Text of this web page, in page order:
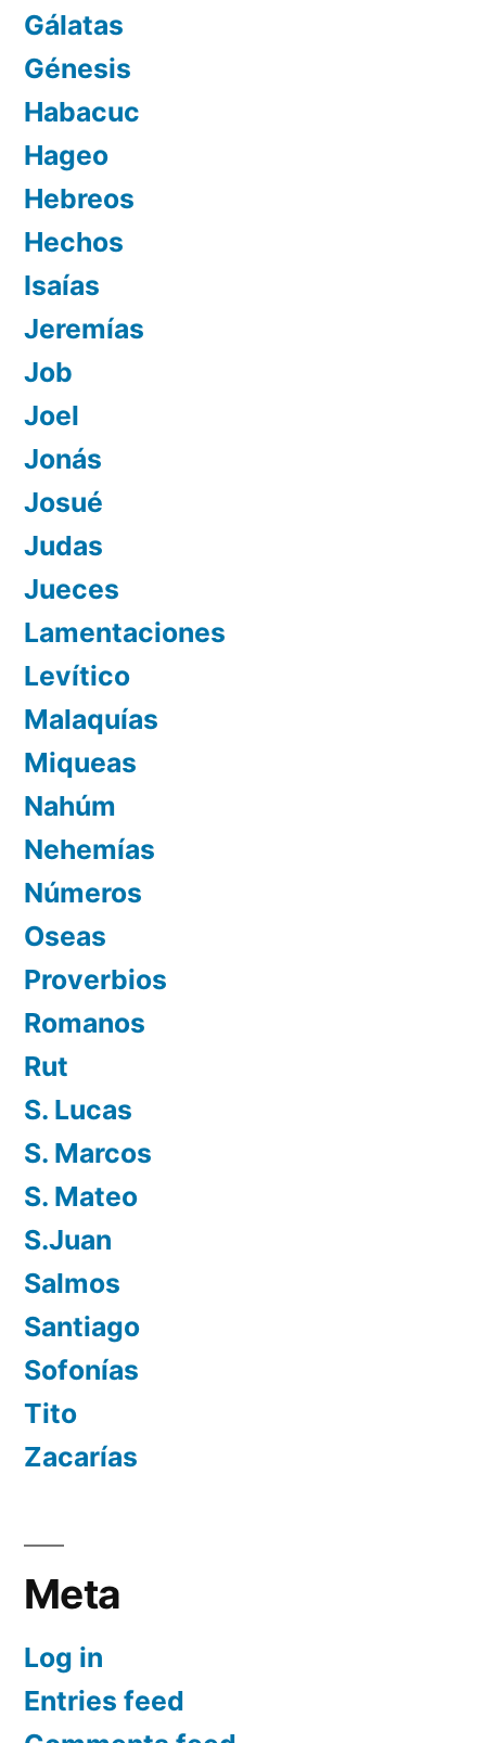
Gálatas
Génesis
Habacuc
Hageo
Hebreos
Hechos
Isaías
Jeremías
Job
Joel
Jonás
Josué
Judas
Jueces
Lamentaciones
Levítico
Malaquías
Miqueas
Nahúm
Nehemías
Números
Oseas
Proverbios
Romanos
Rut
S. Lucas
S. Marcos
S. Mateo
S.Juan
Salmos
Santiago
Sofonías
Tito
Zacarías
Meta
Log in
Entries feed